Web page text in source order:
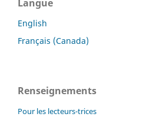
Langue
English
Français (Canada)
Renseignements
Pour les lecteurs-trices